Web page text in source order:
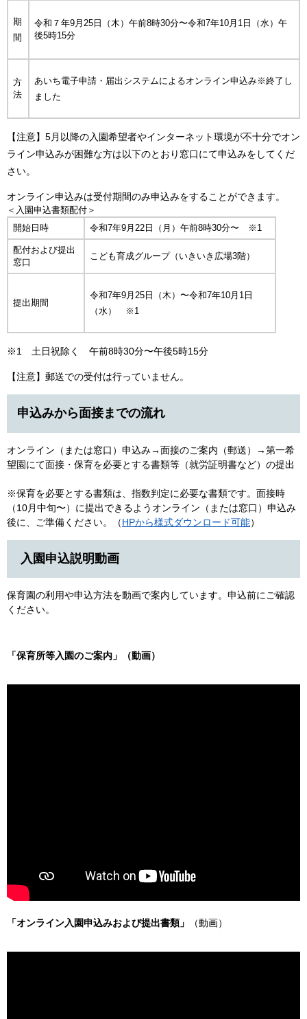
期
間
令和７年9月25日（木）午前8時30分〜令和7年10月1日（水）午
後5時15分
方
法
あいち電子申請・届出システムによるオンライン申込み※終了し
ました
【注意】5月以降の入園希望者やインターネット環境が不十分でオン
ライン申込みが困難な方は以下のとおり窓口にて申込みをしてくだ
さい。
オンライン申込みは受付期間のみ申込みをすることができます。
＜入園申込書類配付＞
開始日時
令和7年9月22日（月）午前8時30分〜 ※1
配付および提出
窓口
こども育成グループ（いきいき広場3階）
提出期間
令和7年9月25日（木）〜令和7年10月1日
（水） ※1
※1 土日祝除く 午前8時30分〜午後5時15分
【注意】郵送での受付は行っていません。
申込みから面接までの流れ
オンライン（または窓口）申込み→面接のご案内（郵送）→第一希
望園にて面接・保育を必要とする書類等（就労証明書など）の提出
※保育を必要とする書類は、指数判定に必要な書類です。面接時
（10月中旬〜）に提出できるようオンライン（または窓口）申込み
後に、ご準備ください。（HPから様式ダウンロード可能）
入園申込説明動画
保育園の利用や申込方法を動画で案内しています。申込前にご確認
ください。
「保育所等入園のご案内」（動画）
「オンライン入園申込みおよび提出書類」 （動画）